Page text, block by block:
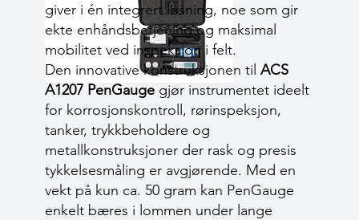
giver i én integrert løsning, noe som gir
ekte enhåndsbetjening og maksimal
mobilitet ved inspeksjon i felt.
Den innovative konstruksjonen til ACS
A1207 PenGauge gjør instrumentet ideelt
for korrosjonskontroll, rørinspeksjon,
tanker, trykkbeholdere og
metallkonstruksjoner der rask og presis
tykkelsesmåling er avgjørende. Med en
vekt på kun ca. 50 gram kan PenGauge
enkelt bæres i lommen under lange